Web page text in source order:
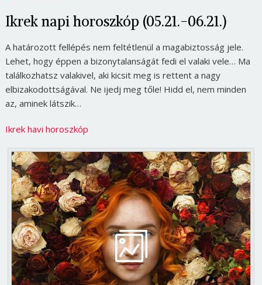
Ikrek napi horoszkóp (05.21.-06.21.)
A határozott fellépés nem feltétlenül a magabiztosság jele.
Lehet, hogy éppen a bizonytalanságát fedi el valaki vele… Ma
találkozhatsz valakivel, aki kicsit meg is rettent a nagy
elbizakodottságával. Ne ijedj meg tőle! Hidd el, nem minden
az, aminek látszik…
Ikrek havi horoszkóp